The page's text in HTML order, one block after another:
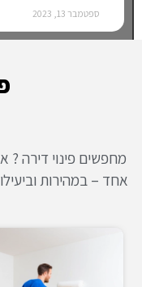
ספטמבר 13, 2023
מחפשים פינוי דירה ?
אחד – במהירות